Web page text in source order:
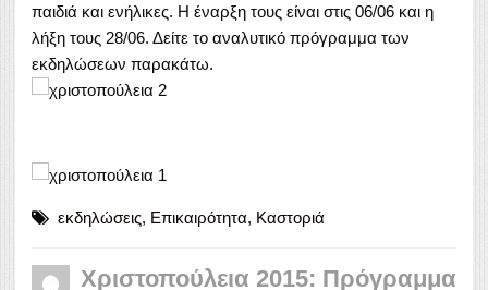
παιδιά και ενήλικες. Η έναρξη τους είναι στις 06/06 και η
λήξη τους 28/06. Δείτε το αναλυτικό πρόγραμμα των
εκδηλώσεων παρακάτω.
εκδηλώσεις, Επικαιρότητα, Καστοριά
Χριστοπούλεια 2015: Πρόγραμμα